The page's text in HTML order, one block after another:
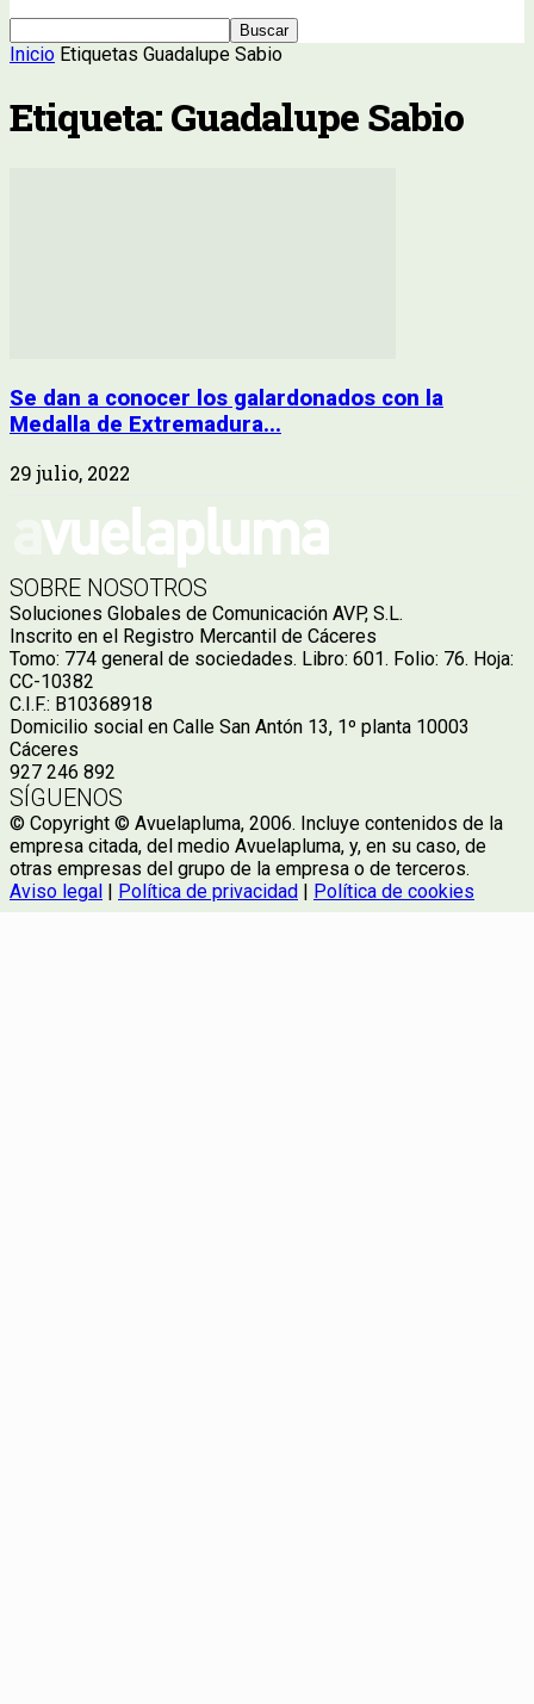
Inicio Etiquetas Guadalupe Sabio
Etiqueta: Guadalupe Sabio
Se dan a conocer los galardonados con la
Medalla de Extremadura...
29 julio, 2022
SOBRE NOSOTROS
Soluciones Globales de Comunicación AVP, S.L.
Inscrito en el Registro Mercantil de Cáceres
Tomo: 774 general de sociedades. Libro: 601. Folio: 76. Hoja:
CC-10382
C.I.F.: B10368918
Domicilio social en Calle San Antón 13, 1º planta 10003
Cáceres
927 246 892
SÍGUENOS
© Copyright © Avuelapluma, 2006. Incluye contenidos de la
empresa citada, del medio Avuelapluma, y, en su caso, de
otras empresas del grupo de la empresa o de terceros.
Aviso legal | Política de privacidad | Política de cookies